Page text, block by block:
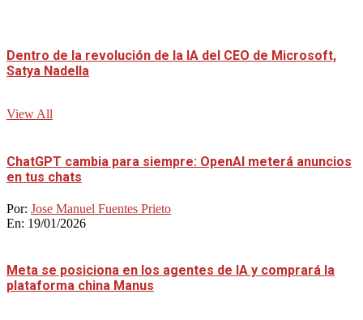
Dentro de la revolución de la IA del CEO de Microsoft,
Satya Nadella
View All
ChatGPT cambia para siempre: OpenAI meterá anuncios
en tus chats
Por: Jose Manuel Fuentes Prieto
En: 19/01/2026
Meta se posiciona en los agentes de IA y comprará la
plataforma china Manus